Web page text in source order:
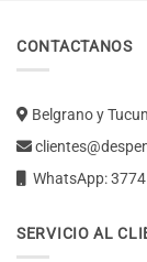
CONTACTANOS
Belgrano y
WhatsApp:
SERVICIO AL